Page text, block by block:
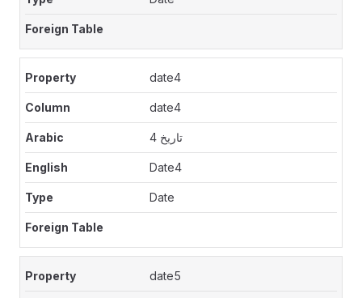
date4
date4
تاريخ 4
Date4
Date
date5